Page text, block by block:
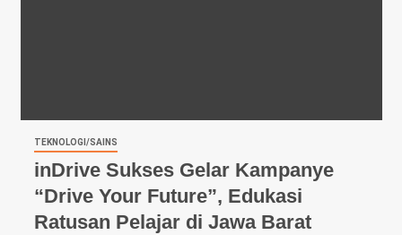
TEKNOLOGI/SAINS
inDrive Sukses Gelar Kampanye
“Drive Your Future”, Edukasi
Ratusan Pelajar di Jawa Barat